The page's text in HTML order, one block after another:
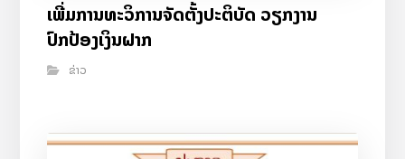
ເພີ່ມການທະວິການຈັດຕັ້ງປະຕິບັດ ວຽກງານ
ປົກປ້ອງເງິນຝາກ
ຂ່າວ